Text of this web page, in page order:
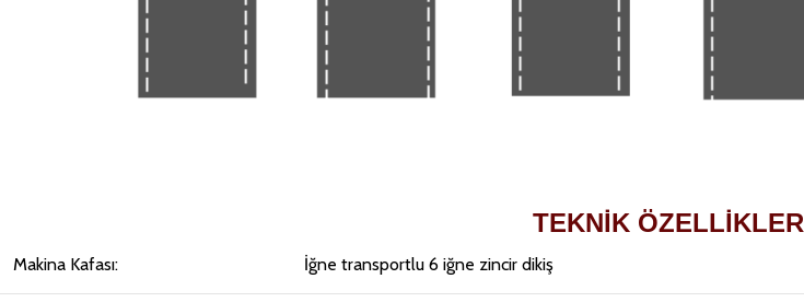
TEKNİK ÖZELLİKLER
Makina Kafası: İğne transportlu 6 iğne zincir dikiş